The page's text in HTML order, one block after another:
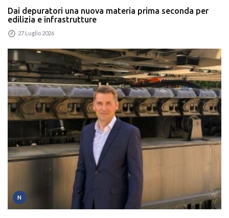
Dai depuratori una nuova materia prima seconda per
edilizia e infrastrutture
27 Luglio 2026
N